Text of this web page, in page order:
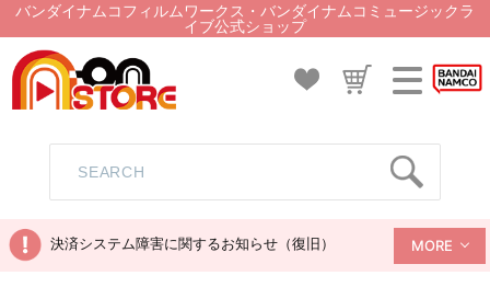
バンダイナムコフィルムワークス・バンダイナムコミュージックラ
イブ公式ショップ
決済システム障害に関するお知らせ（復旧） MORE